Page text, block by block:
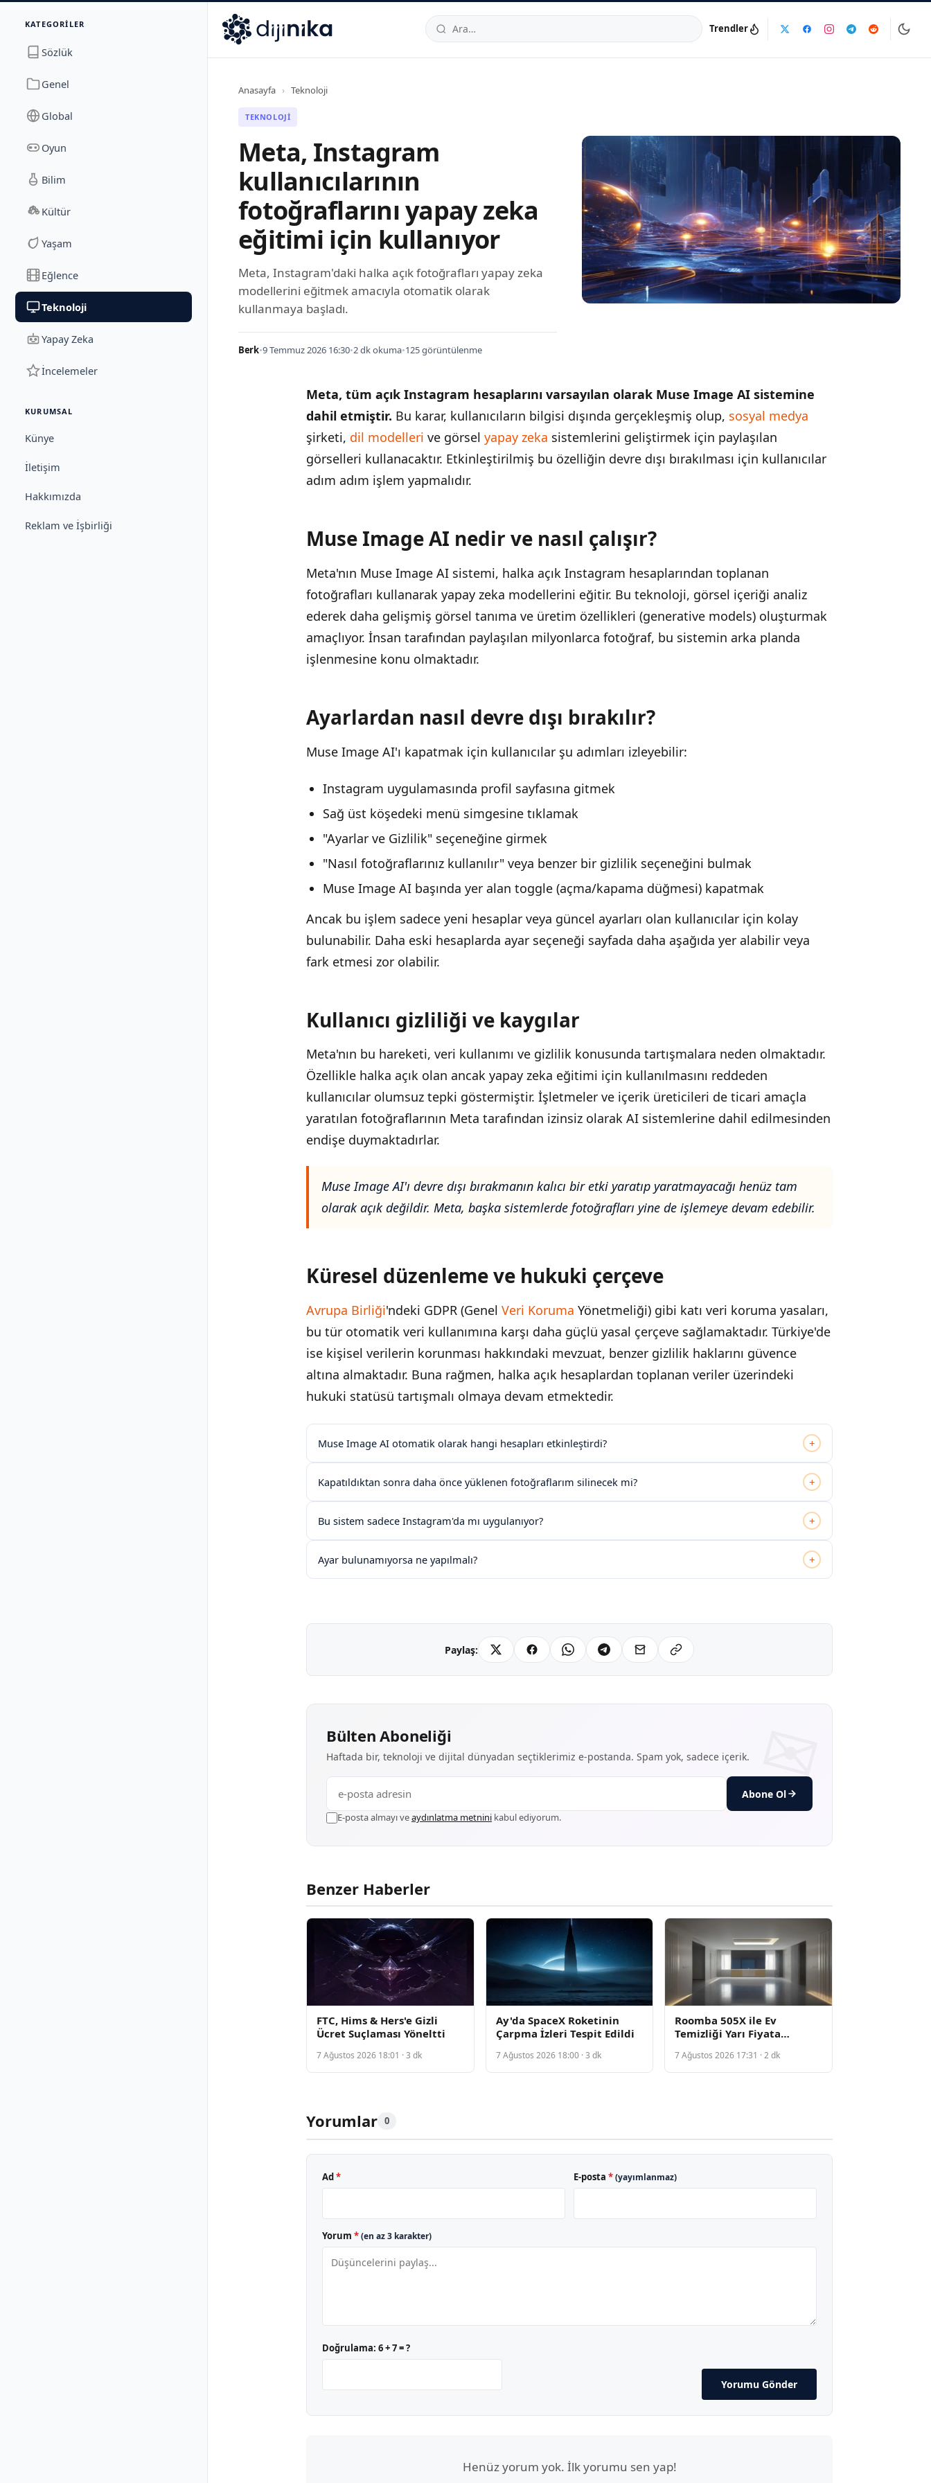
KATEGORILER
Sözlük
Genel
Global
Oyun
Bilim
Kültür
Yaşam
Eğlence
Teknoloji
Yapay Zeka
İncelemeler
KURUMSAL
Künye
İletişim
Hakkımızda
Reklam ve İşbirliği
İletişim
Dijinika Avrasya Cad. Sitesi B Blok No: 17/2A, Marmara Mahallesi 34520TRTelefon:0850 444 30 49E-posta:info@dijinika.net
Trendler
Anasayfa › Teknoloji
TEKNOLOJI
Meta, Instagram
kullanıcılarının
fotoğraflarını yapay zeka
eğitimi için kullanıyor
Meta, Instagram'daki halka açık fotoğrafları yapay zeka
modellerini eğitmek amacıyla otomatik olarak
kullanmaya başladı.
Berk•9 Temmuz 2026 16:30•2 dk okuma•125 görüntülenme
Meta, tüm açık Instagram hesaplarını varsayılan olarak Muse Image AI sistemine
dahil etmiştir. Bu karar, kullanıcıların bilgisi dışında gerçekleşmiş olup, sosyal medya
şirketi, dil modelleri ve görsel yapay zeka sistemlerini geliştirmek için paylaşılan
görselleri kullanacaktır. Etkinleştirilmiş bu özelliğin devre dışı bırakılması için kullanıcılar
adım adım işlem yapmalıdır.
İÇINDEKILER ›
Muse Image AI nedir ve nasıl çalışır?
Kullanıcı gizliliği ve kaygılar
Muse Image AI nedir ve nasıl çalışır?
Meta'nın Muse Image AI sistemi, halka açık Instagram hesaplarından toplanan
fotoğrafları kullanarak yapay zeka modellerini eğitir. Bu teknoloji, görsel içeriği analiz
ederek daha gelişmiş görsel tanıma ve üretim özellikleri (generative models) oluşturmak
amaçlıyor. İnsan tarafından paylaşılan milyonlarca fotoğraf, bu sistemin arka planda
işlenmesine konu olmaktadır.
Ayarlardan nasıl devre dışı bırakılır?
Muse Image AI'ı kapatmak için kullanıcılar şu adımları izleyebilir:
Instagram uygulamasında profil sayfasına gitmek
Sağ üst köşedeki menü simgesine tıklamak
"Ayarlar ve Gizlilik" seçeneğine girmek
"Nasıl fotoğraflarınız kullanılır" veya benzer bir gizlilik seçeneğini bulmak
Muse Image AI başında yer alan toggle (açma/kapama düğmesi) kapatmak
Ancak bu işlem sadece yeni hesaplar veya güncel ayarları olan kullanıcılar için kolay
bulunabilir. Daha eski hesaplarda ayar seçeneği sayfada daha aşağıda yer alabilir veya
fark etmesi zor olabilir.
Kullanıcı gizliliği ve kaygılar
Meta'nın bu hareketi, veri kullanımı ve gizlilik konusunda tartışmalara neden olmaktadır.
Özellikle halka açık olan ancak yapay zeka eğitimi için kullanılmasını reddeden
kullanıcılar olumsuz tepki göstermiştir. İşletmeler ve içerik üreticileri de ticari amaçla
yaratılan fotoğraflarının Meta tarafından izinsiz olarak AI sistemlerine dahil edilmesinden
endişe duymaktadırlar.
Muse Image AI'ı devre dışı bırakmanın kalıcı bir etki yaratıp yaratmayacağı henüz tam
olarak açık değildir. Meta, başka sistemlerde fotoğrafları yine de işlemeye devam edebilir.
Küresel düzenleme ve hukuki çerçeve
Avrupa Birliği'ndeki GDPR (Genel Veri Koruma Yönetmeliği) gibi katı veri koruma yasaları,
bu tür otomatik veri kullanımına karşı daha güçlü yasal çerçeve sağlamaktadır. Türkiye'de
ise kişisel verilerin korunması hakkındaki mevzuat, benzer gizlilik haklarını güvence
altına almaktadır. Buna rağmen, halka açık hesaplardan toplanan veriler üzerindeki
hukuki statüsü tartışmalı olmaya devam etmektedir.
Muse Image AI otomatik olarak hangi hesapları etkinleştirdi? +
Kapatıldıktan sonra daha önce yüklenen fotoğraflarım silinecek mi? +
Bu sistem sadece Instagram'da mı uygulanıyor? +
Ayar bulunamıyorsa ne yapılmalı? +
Paylaş:
Bülten Aboneliği
Haftada bir, teknoloji ve dijital dünyadan seçtiklerimiz e-postanda. Spam yok, sadece içerik.
Abone Ol
E-posta almayı veaydınlatma metnini kabul ediyorum.
Benzer Haberler
FTC, Hims & Hers'e Gizli
Ücret Suçlaması Yöneltti
7 Ağustos 2026 18:01 · 3 dk
Ay'da SpaceX Roketinin
Çarpma İzleri Tespit Edildi
7 Ağustos 2026 18:00 · 3 dk
Roomba 505X ile Ev
Temizliği Yarı Fiyata
7 Ağustos 2026 17:31 · 2 dk
Yorumlar 0
Ad * E-posta *(yayımlanmaz)
Yorum *(en az 3 karakter)
Doğrulama: 6 + 7 = ?
Yorumu Gönder
Henüz yorum yok. İlk yorumu sen yap!